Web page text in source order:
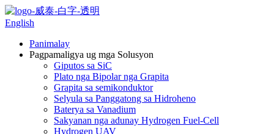
English
Panimalay
Pagpamaligya ug mga Solusyon
Giputos sa SiC
Plato nga Bipolar nga Grapita
Grapita sa semikonduktor
Selyula sa Panggatong sa Hidroheno
Baterya sa Vanadium
Sakyanan nga adunay Hydrogen Fuel-Cell
Hydrogen UAV